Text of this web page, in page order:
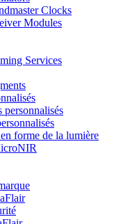
Clocks
Modules
Services
personnalisés
forme de la lumière